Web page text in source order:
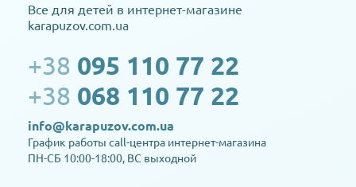
Все для детей в интернет-магазине
karapuzov.com.ua
+38 095 110 77 22
+38 068 110 77 22
info@karapuzov.com.ua
График работы call-центра интернет-магазина
ПН-СБ 10:00-18:00, ВС выходной